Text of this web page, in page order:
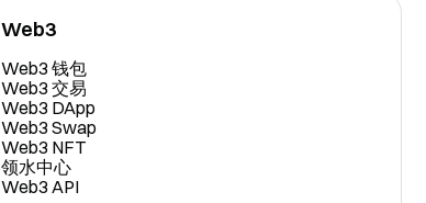
Web3
Web3 钱包
Web3 交易
Web3 DApp
Web3 Swap
Web3 NFT
领水中心
Web3 API